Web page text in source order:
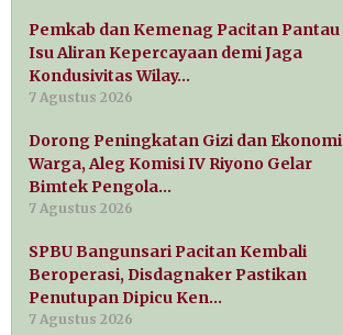
Pemkab dan Kemenag Pacitan Pantau
Isu Aliran Kepercayaan demi Jaga
Kondusivitas Wilay…
7 Agustus 2026
Dorong Peningkatan Gizi dan Ekonomi
Warga, Aleg Komisi IV Riyono Gelar
Bimtek Pengola…
7 Agustus 2026
SPBU Bangunsari Pacitan Kembali
Beroperasi, Disdagnaker Pastikan
Penutupan Dipicu Ken…
7 Agustus 2026